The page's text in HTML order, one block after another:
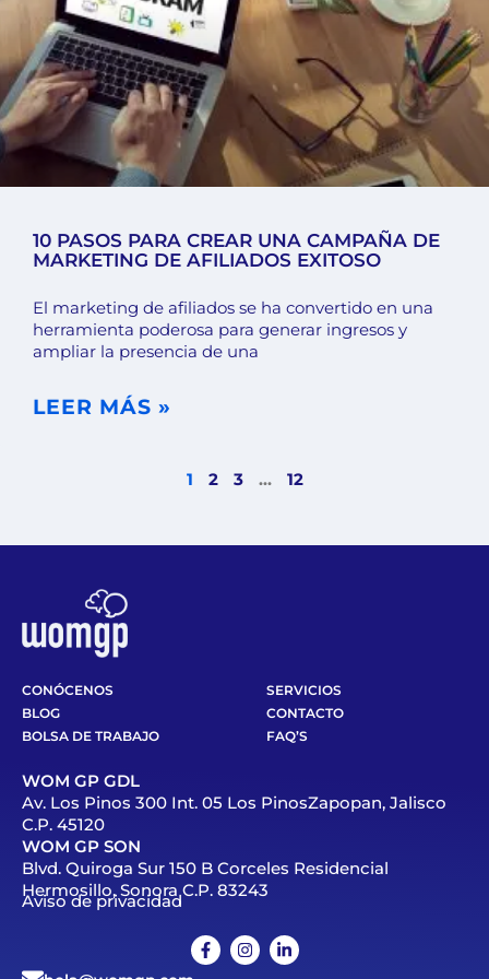
10 PASOS PARA CREAR UNA CAMPAÑA DE
MARKETING DE AFILIADOS EXITOSO
El marketing de afiliados se ha convertido en una
herramienta poderosa para generar ingresos y
ampliar la presencia de una
LEER MÁS »
1 2 3 … 12
CONÓCENOS
SERVICIOS
BLOG
CONTACTO
BOLSA DE TRABAJO
FAQ’S
WOM GP GDL
Av. Los Pinos 300 Int. 05 Los PinosZapopan, Jalisco
C.P. 45120
WOM GP SON
Blvd. Quiroga Sur 150 B Corceles Residencial
Hermosillo, Sonora C.P. 83243
Aviso de privacidad